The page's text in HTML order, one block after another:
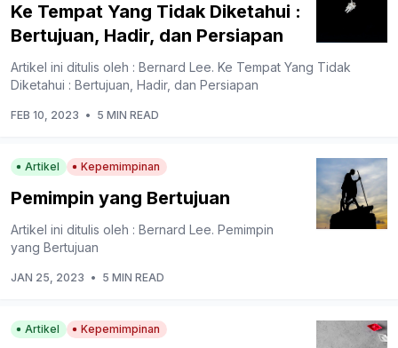
Ke Tempat Yang Tidak Diketahui :
Bertujuan, Hadir, dan Persiapan
Artikel ini ditulis oleh : Bernard Lee. Ke Tempat Yang Tidak
Diketahui : Bertujuan, Hadir, dan Persiapan
FEB 10, 2023 • 5 MIN READ
Artikel Kepemimpinan
Pemimpin yang Bertujuan
Artikel ini ditulis oleh : Bernard Lee. Pemimpin
yang Bertujuan
JAN 25, 2023 • 5 MIN READ
Artikel Kepemimpinan